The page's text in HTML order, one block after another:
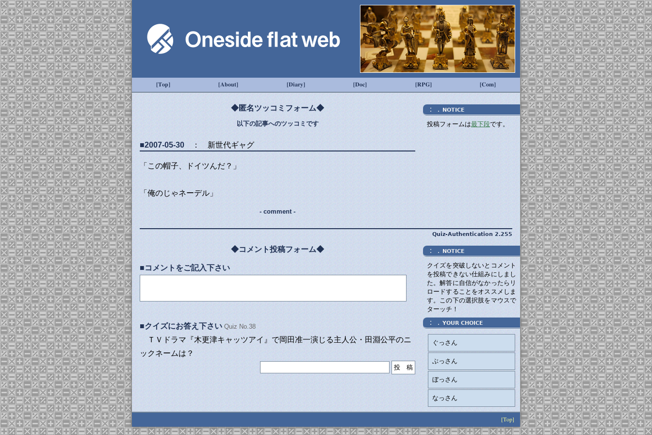
[Top] [About] [Diary] [Doc] [RPG] [Com]
◆匿名ツッコミフォーム◆
以下の記事へのツッコミです
■2007-05-30 ： 新世代ギャグ
「この帽子、ドイツんだ？」
「俺のじゃネーデル」
- comment -
：． NOTICE
投稿フォームは最下段です。
Quiz-Authentication 2.255
◆コメント投稿フォーム◆
■コメントをご記入下さい
■クイズにお答え下さい Quiz No.38
ＴＶドラマ『木更津キャッツアイ』で岡田准一演じる主人公・田淵公平のニ
ックネームは？
：． NOTICE
クイズを突破しないとコメント
を投稿できない仕組みにしまし
た。解答に自信がなかったらリ
ロードすることをオススメしま
す。この下の選択肢をマウスで
ターッチ！
：． YOUR CHOICE
ぐっさん
ぶっさん
ぼっさん
なっさん
[Top]